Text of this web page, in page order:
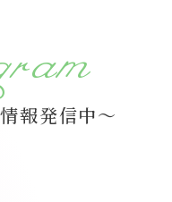
報発信中～